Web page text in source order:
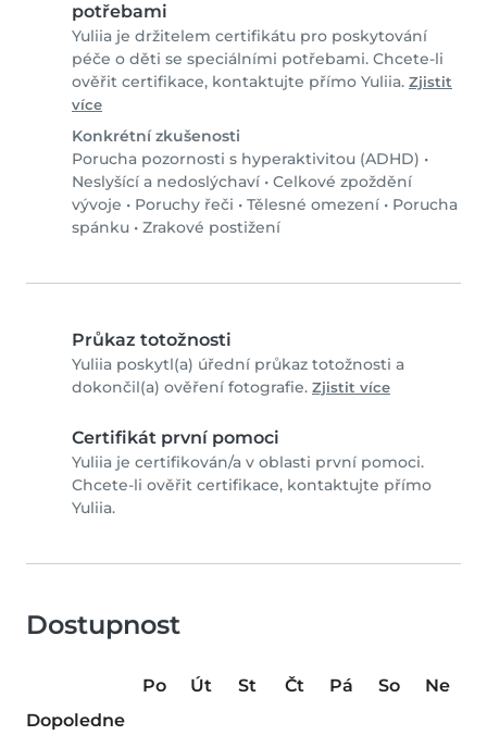
potřebami
Yuliia je držitelem certifikátu pro poskytování
péče o děti se speciálními potřebami. Chcete-li
ověřit certifikace, kontaktujte přímo Yuliia. Zjistit
více
Konkrétní zkušenosti
Porucha pozornosti s hyperaktivitou (ADHD) •
Neslyšící a nedoslýchaví • Celkové zpoždění
vývoje • Poruchy řeči • Tělesné omezení • Porucha
spánku • Zrakové postižení
Průkaz totožnosti
Yuliia poskytl(a) úřední průkaz totožnosti a
dokončil(a) ověření fotografie. Zjistit více
Certifikát první pomoci
Yuliia je certifikován/a v oblasti první pomoci.
Chcete-li ověřit certifikace, kontaktujte přímo
Yuliia.
Dostupnost
Po Út St Čt Pá So
Ne
Dopoledne